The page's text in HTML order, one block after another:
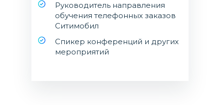
Руководитель направления
обучения телефонных заказов
Ситимобил
Cпикер конференций и других
мероприятий